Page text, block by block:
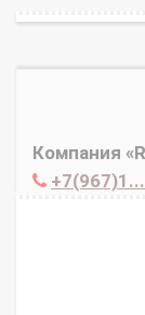
Компания